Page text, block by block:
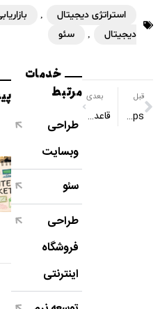
استراتژی دیجیتال ,
دیجیتال
, سئو
قبل
ups چیست؟
بعدی
قاعده کارآمد (Efficient) در طراحی سایت
خدمات
مرتبط
طراحی
وبسایت
سئو
طراحی
فروشگاه
اینترنتی